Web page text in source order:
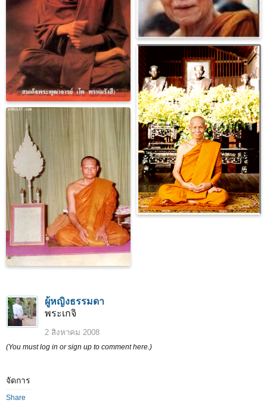
ผู้หญิงธรรมดา
พระเกจิ
2 สิงหาคม 2008
(You must log in or sign up to comment here.)
จัดการ
Share